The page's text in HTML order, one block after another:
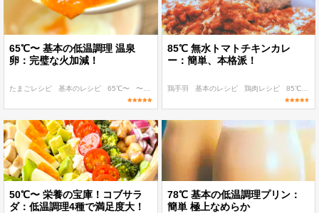
65℃〜 基本の低温調理 温泉
卵：完璧な火加減！
たまごレシピ 基本のレシピ 65℃〜 〜100 kcal 〜200 kcal
85℃ 無水トマトチキンカレ
ー：簡単、本格派！
鶏手羽 基本のレシピ 鶏肉レシピ 85℃〜
50℃〜 栄養の宝庫！コブサラ
ダ：低温調理4種で満足度大！
78℃ 基本の低温調理プリン：
簡単 極上なめらか